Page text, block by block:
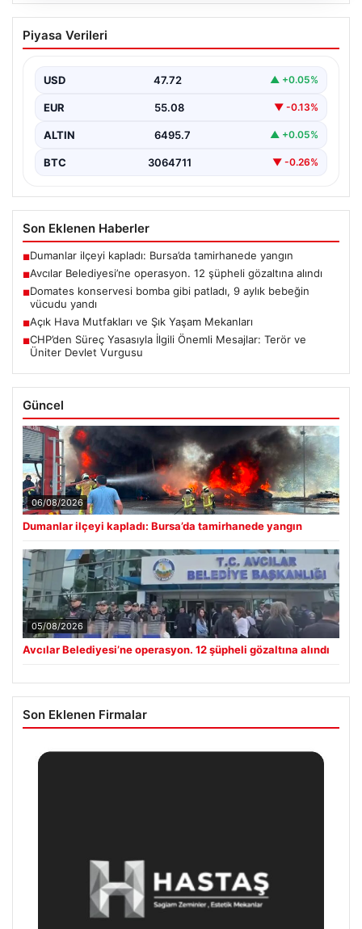
Avcılar Belediyesi’ne operasyon. 12
şüpheli gözaltına alındı
Piyasa Verileri
USD 47.72 ▲ +0.05%
EUR 55.08 ▼ -0.13%
ALTIN 6495.7 ▲ +0.05%
BTC 3064711 ▼ -0.26%
Son Eklenen Haberler
■Dumanlar ilçeyi kapladı: Bursa’da tamirhanede yangın
■Avcılar Belediyesi’ne operasyon. 12 şüpheli gözaltına alındı
■Domates konservesi bomba gibi patladı, 9 aylık bebeğin
vücudu yandı
■Açık Hava Mutfakları ve Şık Yaşam Mekanları
■CHP’den Süreç Yasasıyla İlgili Önemli Mesajlar: Terör ve
Üniter Devlet Vurgusu
Güncel
06/08/2026
Dumanlar ilçeyi kapladı: Bursa’da tamirhanede yangın
05/08/2026
Avcılar Belediyesi’ne operasyon. 12 şüpheli gözaltına alındı
Son Eklenen Firmalar